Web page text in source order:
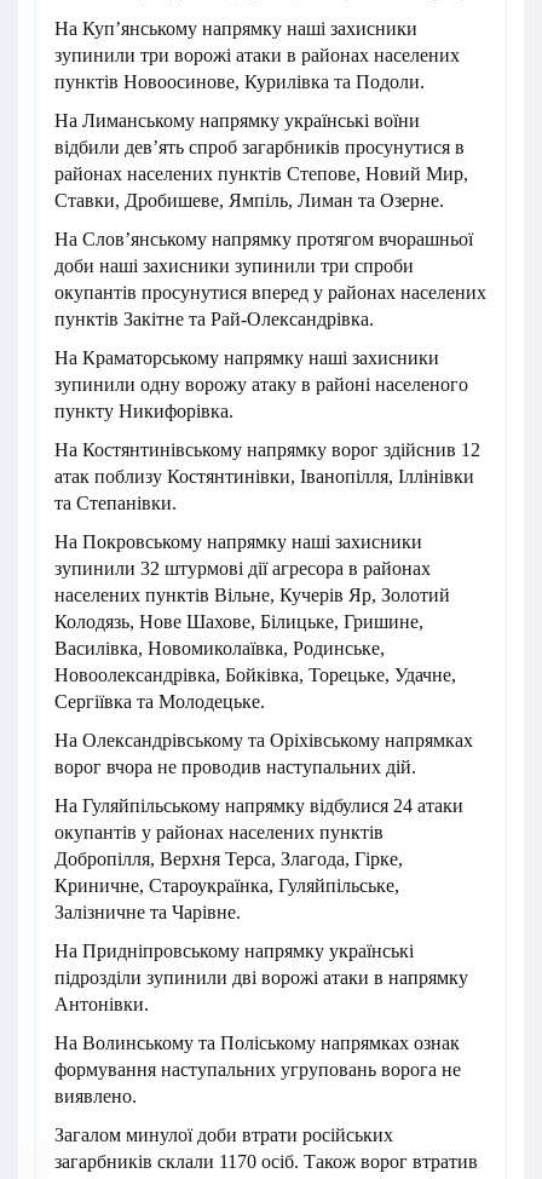
На Куп’янському напрямку наші захисники
зупинили три ворожі атаки в районах населених
пунктів Новоосинове, Курилівка та Подоли.
На Лиманському напрямку українські воїни
відбили дев’ять спроб загарбників просунутися в
районах населених пунктів Степове, Новий Мир,
Ставки, Дробишеве, Ямпіль, Лиман та Озерне.
На Слов’янському напрямку протягом вчорашньої
доби наші захисники зупинили три спроби
окупантів просунутися вперед у районах населених
пунктів Закітне та Рай-Олександрівка.
На Краматорському напрямку наші захисники
зупинили одну ворожу атаку в районі населеного
пункту Никифорівка.
На Костянтинівському напрямку ворог здійснив 12
атак поблизу Костянтинівки, Іванопілля, Іллінівки
та Степанівки.
На Покровському напрямку наші захисники
зупинили 32 штурмові дії агресора в районах
населених пунктів Вільне, Кучерів Яр, Золотий
Колодязь, Нове Шахове, Білицьке, Гришине,
Василівка, Новомиколаївка, Родинське,
Новоолександрівка, Бойківка, Торецьке, Удачне,
Сергіївка та Молодецьке.
На Олександрівському та Оріхівському напрямках
ворог вчора не проводив наступальних дій.
На Гуляйпільському напрямку відбулися 24 атаки
окупантів у районах населених пунктів
Добропілля, Верхня Терса, Злагода, Гірке,
Криничне, Староукраїнка, Гуляйпільське,
Залізничне та Чарівне.
На Придніпровському напрямку українські
підрозділи зупинили дві ворожі атаки в напрямку
Антонівки.
На Волинському та Поліському напрямках ознак
формування наступальних угруповань ворога не
виявлено.
Загалом минулої доби втрати російських
загарбників склали 1170 осіб. Також ворог втратив